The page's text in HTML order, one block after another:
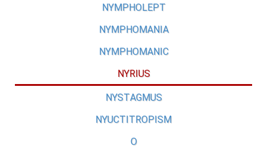
NYMPHOLEPT
NYMPHOMANIA
NYMPHOMANIC
NYRIUS
NYSTAGMUS
NYUCTITROPISM
O